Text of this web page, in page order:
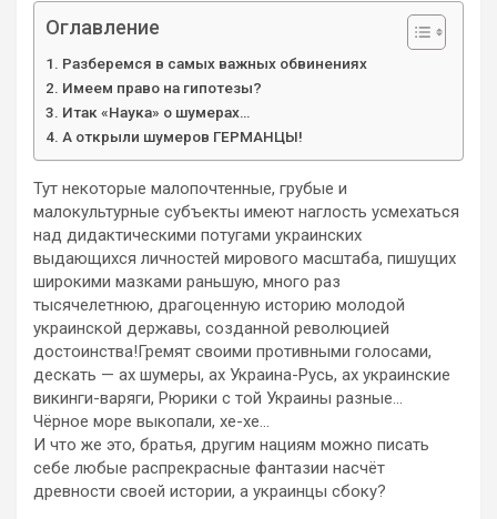
Оглавление
Разберемся в самых важных обвинениях
Имеем право на гипотезы?
Итак «Наука» о шумерах…
А открыли шумеров ГЕРМАНЦЫ!
Тут некоторые малопочтенные, грубые и
малокультурные субъекты имеют наглость усмехаться
над дидактическими потугами украинских
выдающихся личностей мирового масштаба, пишущих
широкими мазками раньшую, много раз
тысячелетнюю, драгоценную историю молодой
украинской державы, созданной революцией
достоинства!Гремят своими противными голосами,
дескать — ах шумеры, ах Украина-Русь, ах украинские
викинги-варяги, Рюрики с той Украины разные…
Чёрное море выкопали, хе-хе…
И что же это, братья, другим нациям можно писать
себе любые распрекрасные фантазии насчёт
древности своей истории, а украинцы сбоку?